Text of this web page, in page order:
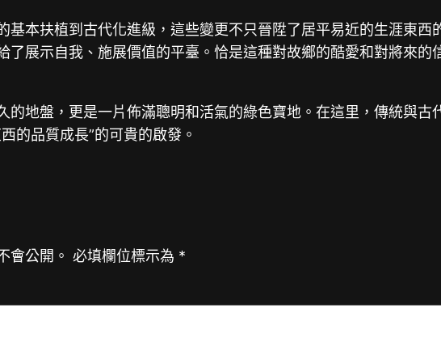
基本扶植到古代化進級，這些變更不只晉陞了居平易近的生涯東
了展示自我、施展價值的平臺。恰是這種對故鄉的酷愛和對將來
的地盤，更是一片佈滿聰明和活氣的綠色寶地。在這里，傳統與
的品質成長”的可貴的啟發。
會公開。 必填欄位標示為 *